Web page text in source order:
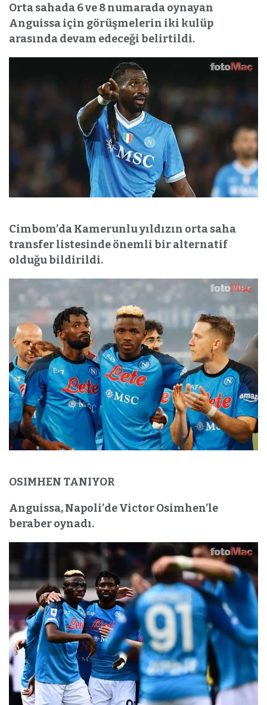
Orta sahada 6 ve 8 numarada oynayan
Anguissa için görüşmelerin iki kulüp
arasında devam edeceği belirtildi.
Cimbom’da Kamerunlu yıldızın orta saha
transfer listesinde önemli bir alternatif
olduğu bildirildi.
OSIMHEN TANIYOR
Anguissa, Napoli’de Victor Osimhen’le
beraber oynadı.